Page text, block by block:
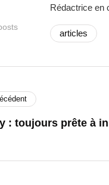
Rédactrice en
articles
: toujours prête à